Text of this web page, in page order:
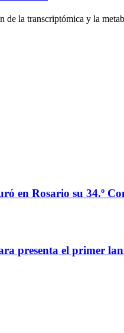
de la transcriptómica y la
en Rosario su 34.º
presenta el primer